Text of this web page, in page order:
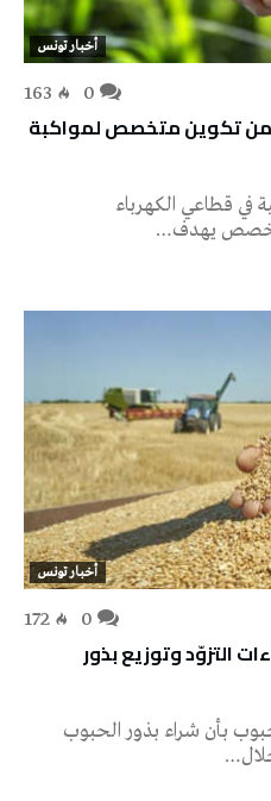
أخبار تونس
163
من تكوين متخصص لمواكبة
في قطاعي الكهرباء
متخصص يهدف…
أخبار تونس
172
إجراءات التزوّد وتوزيع بذور
بأن شراء بذور الحبوب